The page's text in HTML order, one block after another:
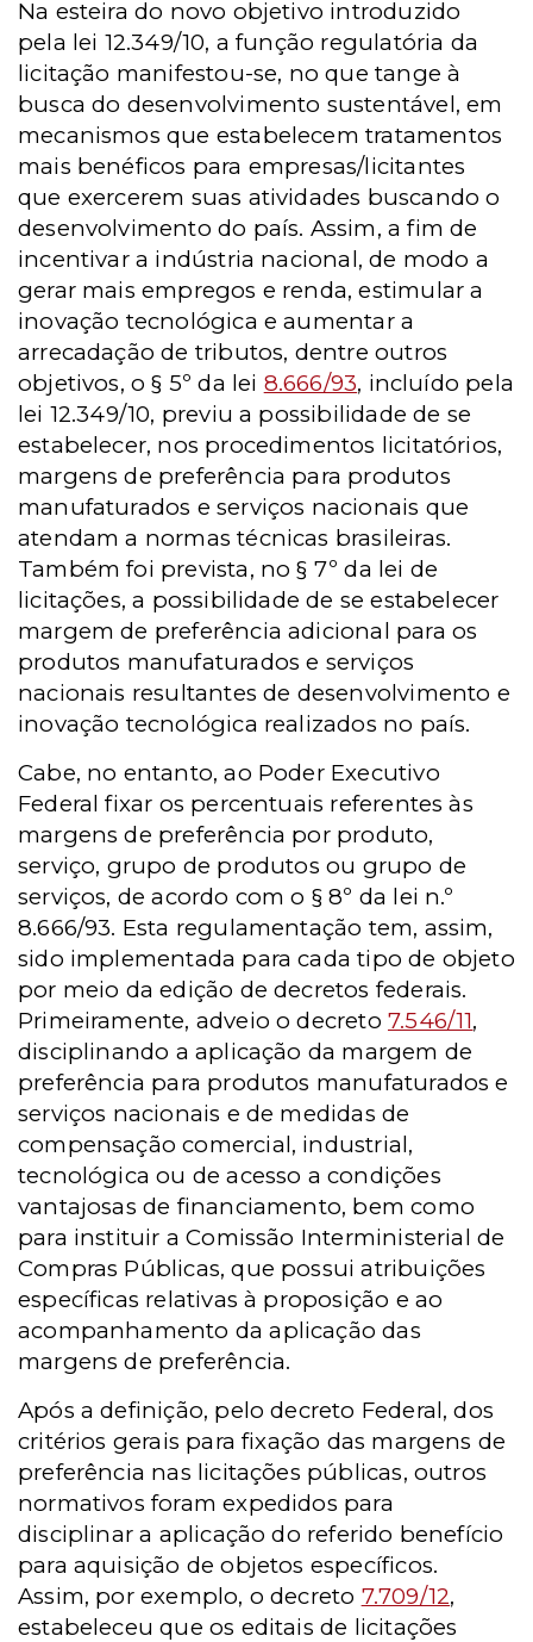
Na esteira do novo objetivo introduzido
pela lei 12.349/10, a função regulatória da
licitação manifestou-se, no que tange à
busca do desenvolvimento sustentável, em
mecanismos que estabelecem tratamentos
mais benéficos para empresas/licitantes
que exercerem suas atividades buscando o
desenvolvimento do país. Assim, a fim de
incentivar a indústria nacional, de modo a
gerar mais empregos e renda, estimular a
inovação tecnológica e aumentar a
arrecadação de tributos, dentre outros
objetivos, o § 5º da lei 8.666/93, incluído pela
lei 12.349/10, previu a possibilidade de se
estabelecer, nos procedimentos licitatórios,
margens de preferência para produtos
manufaturados e serviços nacionais que
atendam a normas técnicas brasileiras.
Também foi prevista, no § 7º da lei de
licitações, a possibilidade de se estabelecer
margem de preferência adicional para os
produtos manufaturados e serviços
nacionais resultantes de desenvolvimento e
inovação tecnológica realizados no país.
Cabe, no entanto, ao Poder Executivo
Federal fixar os percentuais referentes às
margens de preferência por produto,
serviço, grupo de produtos ou grupo de
serviços, de acordo com o § 8º da lei n.º
8.666/93. Esta regulamentação tem, assim,
sido implementada para cada tipo de objeto
por meio da edição de decretos federais.
Primeiramente, adveio o decreto 7.546/11,
disciplinando a aplicação da margem de
preferência para produtos manufaturados e
serviços nacionais e de medidas de
compensação comercial, industrial,
tecnológica ou de acesso a condições
vantajosas de financiamento, bem como
para instituir a Comissão Interministerial de
Compras Públicas, que possui atribuições
específicas relativas à proposição e ao
acompanhamento da aplicação das
margens de preferência.
Após a definição, pelo decreto Federal, dos
critérios gerais para fixação das margens de
preferência nas licitações públicas, outros
normativos foram expedidos para
disciplinar a aplicação do referido benefício
para aquisição de objetos específicos.
Assim, por exemplo, o decreto 7.709/12,
estabeleceu que os editais de licitações